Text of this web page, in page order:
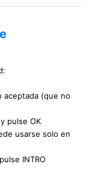
aceptada (que no
pulse OK
usarse solo en
INTRO